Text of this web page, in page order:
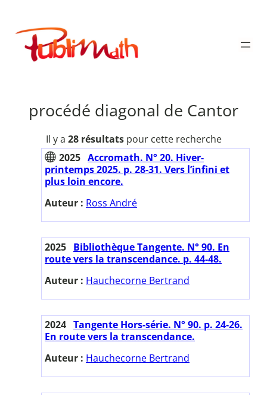
contenu
Publimath
procédé diagonal de Cantor
Il y a 28 résultatspour cette recherche
2025 Accromath. N° 20. Hiver-
printemps 2025. p. 28-31. Vers l’infini et
plus loin encore.
Auteur : Ross André
2025 Bibliothèque Tangente. N° 90. En
route vers la transcendance. p. 44-48.
Auteur : Hauchecorne Bertrand
2024 Tangente Hors-série. N° 90. p. 24-26.
En route vers la transcendance.
Auteur : Hauchecorne Bertrand